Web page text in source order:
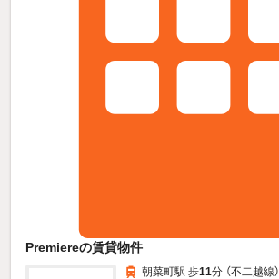
Premiereの賃貸物件
朝菜町駅 歩11分 （不二越線）